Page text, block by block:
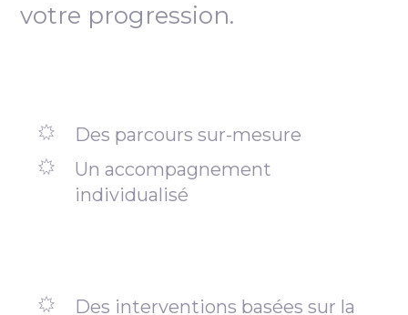
votre progression.
Des parcours sur-mesure
Un accompagnement
individualisé
Des interventions basées sur la